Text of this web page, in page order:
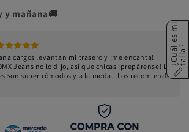
y mañana🚚
cargos levantan mi trasero y ¡me encanta!
Jeans no lo dijo, así que chicas ¡prepárense! Los
son super cómodos y a la moda. ¡Los recomiendo
¿
C
u
ál
e
s
m
i
t
a
l
l
a?